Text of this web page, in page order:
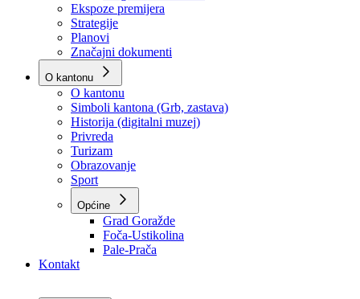
Vlada
Poslovnik
Program rada Vlade
Ekspoze premijera
Strategije
Planovi
Značajni dokumenti
O kantonu
O kantonu
Simboli kantona (Grb, zastava)
Historija (digitalni muzej)
Privreda
Turizam
Obrazovanje
Sport
Općine